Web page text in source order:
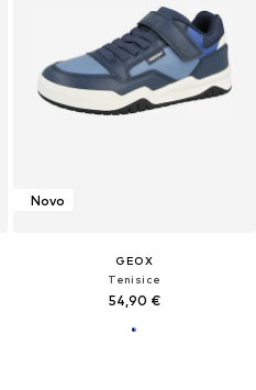
Novo
GEOX
Tenisice
54,90 €